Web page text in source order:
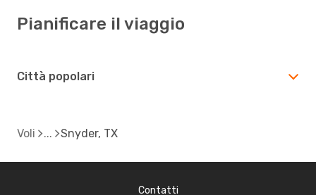
Pianificare il viaggio
Città popolari
Voli Snyder, TX
Contatti